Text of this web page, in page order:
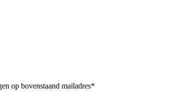
op bovenstaand mailadres*